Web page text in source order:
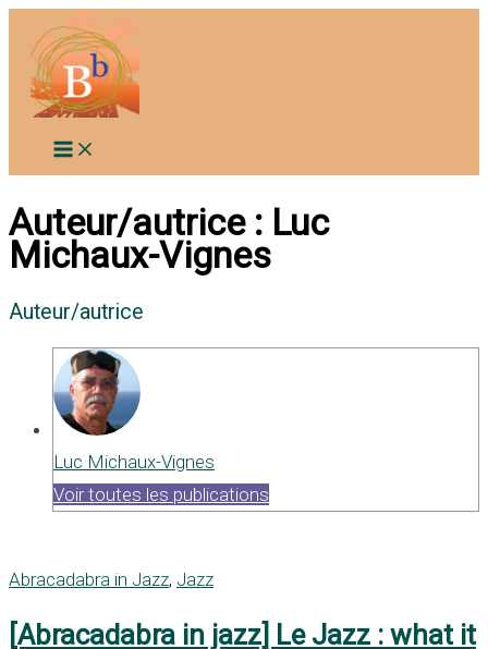
contenu
Auteur/autrice : Luc
Michaux-Vignes
Auteur/autrice
Luc Michaux-Vignes
Voir toutes les publications
Abracadabra in Jazz, Jazz
[Abracadabra in jazz] Le Jazz : what it